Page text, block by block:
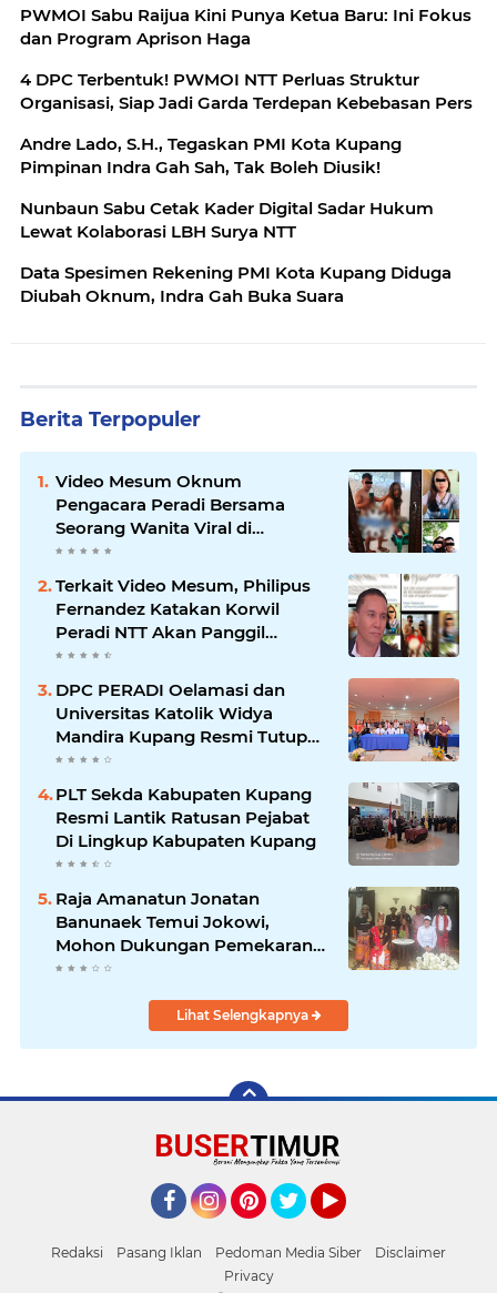
PWMOI Sabu Raijua Kini Punya Ketua Baru: Ini Fokus
dan Program Aprison Haga
4 DPC Terbentuk! PWMOI NTT Perluas Struktur
Organisasi, Siap Jadi Garda Terdepan Kebebasan Pers
Andre Lado, S.H., Tegaskan PMI Kota Kupang
Pimpinan Indra Gah Sah, Tak Boleh Diusik!
Nunbaun Sabu Cetak Kader Digital Sadar Hukum
Lewat Kolaborasi LBH Surya NTT
Data Spesimen Rekening PMI Kota Kupang Diduga
Diubah Oknum, Indra Gah Buka Suara
Berita Terpopuler
Video Mesum Oknum
Pengacara Peradi Bersama
Seorang Wanita Viral di
Facebook
Terkait Video Mesum, Philipus
Fernandez Katakan Korwil
Peradi NTT Akan Panggil
Oknum Advokat
DPC PERADI Oelamasi dan
Universitas Katolik Widya
Mandira Kupang Resmi Tutup
PKPA Angkatan II
PLT Sekda Kabupaten Kupang
Resmi Lantik Ratusan Pejabat
Di Lingkup Kabupaten Kupang
Raja Amanatun Jonatan
Banunaek Temui Jokowi,
Mohon Dukungan Pemekaran
Daerah Amanatun
Lihat Selengkapnya
Redaksi Pasang Iklan Pedoman Media Siber
Disclaimer
Privacy